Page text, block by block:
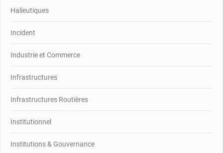
Halieutiques
Incident
Industrie et Commerce
Infrastructures
Infrastructures Routières
Institutionnel
Institutions & Gouvernance